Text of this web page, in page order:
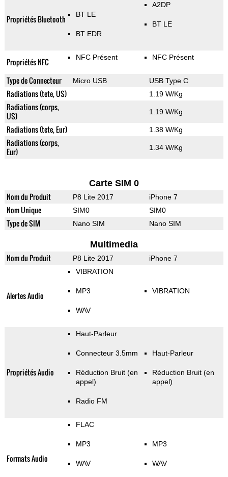
Propriétés Bluetooth BT LE
BT EDR
A2DP
BT LE
Propriétés NFC NFC Présent NFC Présent
Type de Connecteur Micro USB USB Type C
Radiations (tete, US) 1.19 W/Kg
Radiations (corps,
US)
1.19 W/Kg
Radiations (tete, Eur) 1.38 W/Kg
Radiations (corps,
Eur)
1.34 W/Kg
Carte SIM 0
Nom du Produit P8 Lite 2017 iPhone 7
Nom Unique SIM0 SIM0
Type de SIM Nano SIM Nano SIM
Multimedia
Nom du Produit P8 Lite 2017 iPhone 7
Alertes Audio
VIBRATION
MP3
WAV
VIBRATION
Propriétés Audio
Haut-Parleur
Connecteur 3.5mm
Réduction Bruit (en
appel)
Radio FM
Haut-Parleur
Réduction Bruit (en
appel)
Formats Audio
FLAC
MP3
WAV
MP3
WAV